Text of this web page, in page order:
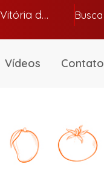
Vitória da Conq… Busca
Vídeos Contato